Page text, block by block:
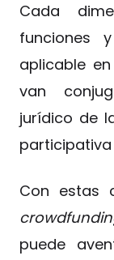
Cada
funciones
aplicable
van
jurídico de
Con estas
puede